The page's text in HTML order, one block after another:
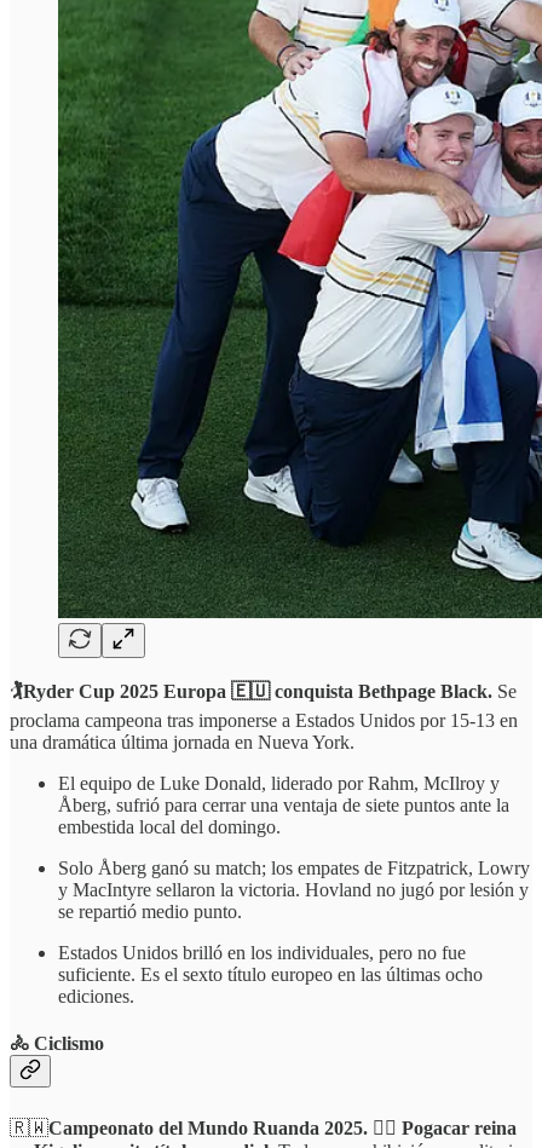
🏌️Ryder Cup 2025 Europa 🇪🇺 conquista Bethpage Black. Se
proclama campeona tras imponerse a Estados Unidos por 15-13 en
una dramática última jornada en Nueva York.
El equipo de Luke Donald, liderado por Rahm, McIlroy y
Åberg, sufrió para cerrar una ventaja de siete puntos ante la
embestida local del domingo.
Solo Åberg ganó su match; los empates de Fitzpatrick, Lowry
y MacIntyre sellaron la victoria. Hovland no jugó por lesión y
se repartió medio punto.
Estados Unidos brilló en los individuales, pero no fue
suficiente. Es el sexto título europeo en las últimas ocho
ediciones.
🚴 Ciclismo
🇷🇼Campeonato del Mundo Ruanda 2025. 🚴‍♂️ Pogacar reina